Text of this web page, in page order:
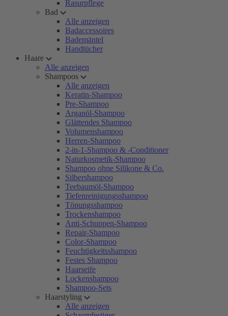
Rasurpflege
Bad
Alle anzeigen
Badaccessoires
Bademäntel
Handtücher
Haare
Alle anzeigen
Shampoos
Alle anzeigen
Keratin-Shampoo
Pre-Shampoo
Arganöl-Shampoo
Glättendes Shampoo
Volumenshampoo
Herren-Shampoo
2-in-1-Shampoo & -Conditioner
Naturkosmetik-Shampoo
Shampoo ohne Silikone & Co.
Silbershampoo
Teebaumöl-Shampoo
Tiefenreinigungsshampoo
Tönungsshampoo
Trockenshampoo
Anti-Schuppen-Shampoo
Repair-Shampoo
Color-Shampoo
Feuchtigkeitsshampoo
Festes Shampoo
Haarseife
Lockenshampoo
Shampoo-Sets
Haarstyling
Alle anzeigen